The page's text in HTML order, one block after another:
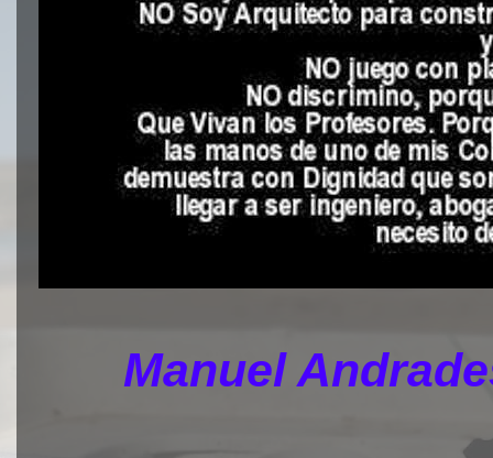
Manuel